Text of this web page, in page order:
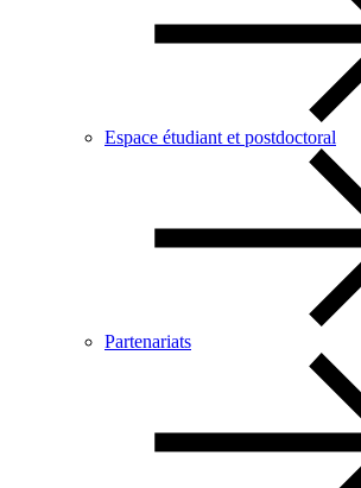
Espace étudiant et postdoctoral
Partenariats